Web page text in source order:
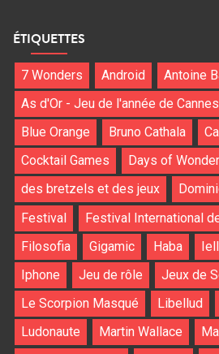
ÉTIQUETTES
7 Wonders Android Antoine
As d'Or - Jeu de l'année de Cannes
Blue Orange
Bruno Cathala
Cocktail Games
Days of Wonder
des bretzels et des jeux
Festival
Festival International
Filosofia
Gigamic Haba
Iphone
Jeu de rôle Jeux de
Le Scorpion Masqué
Libellud
Ludonaute
Martin Wallace